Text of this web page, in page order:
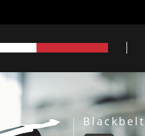
Blackbelt